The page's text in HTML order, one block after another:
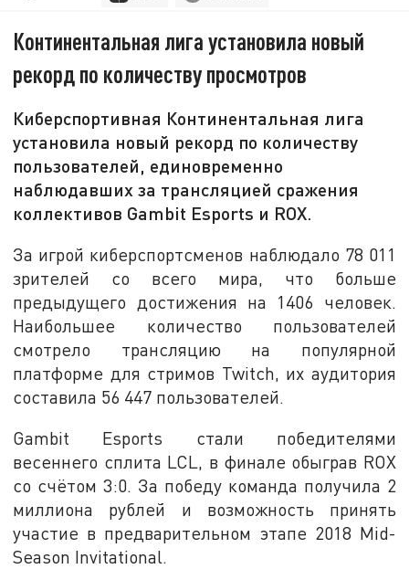
Континентальная лига установила новый
рекорд по количеству просмотров
Киберспортивная Континентальная лига
установила новый рекорд по количеству
пользователей, единовременно
наблюдавших за трансляцией сражения
коллективов Gambit Esports и ROX.
За игрой киберспортсменов наблюдало 78 011
зрителей со всего мира, что больше
предыдущего достижения на 1406 человек.
Наибольшее количество пользователей
смотрело трансляцию на популярной
платформе для стримов Twitch, их аудитория
составила 56 447 пользователей.
Gambit Esports стали победителями
весеннего сплита LCL, в финале обыграв ROX
со счётом 3:0. За победу команда получила 2
миллиона рублей и возможность принять
участие в предварительном этапе 2018 Mid-
Season Invitational.